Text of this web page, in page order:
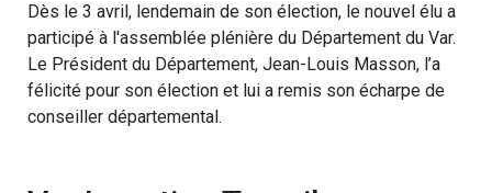
Dès le 3 avril, lendemain de son élection, le nouvel élu a
participé à l'assemblée plénière du Département du Var.
Le Président du Département, Jean-Louis Masson, l’a
félicité pour son élection et lui a remis son écharpe de
conseiller départemental.